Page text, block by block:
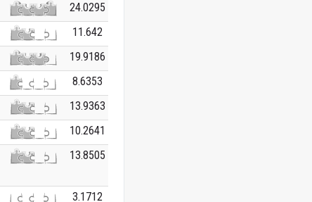
24.0295
11.642
19.9186
8.6353
13.9363
10.2641
13.8505
3.1712